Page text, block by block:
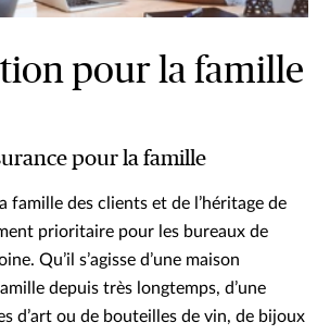
pour la famille
pour la famille
famille des clients et de l’héritage de
prioritaire pour les bureaux de
Qu’il s’agisse d’une maison
depuis très longtemps, d’une
d’art ou de bouteilles de vin, de bijoux